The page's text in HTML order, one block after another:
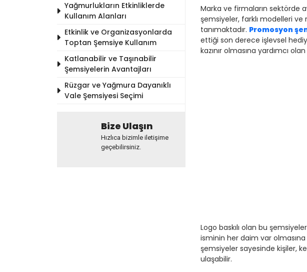
Yağmurlukların Etkinliklerde
Kullanım Alanları
Etkinlik ve Organizasyonlarda
Toptan Şemsiye Kullanım
Katlanabilir ve Taşınabilir
Şemsiyelerin Avantajları
Rüzgar ve Yağmura Dayanıklı
Vale Şemsiyesi Seçimi
Bize Ulaşın
Hızlıca bizimle iletişime
geçebilirsiniz.
Marka ve firmaların sektörde
şemsiyeler, farklı modelleri
tanımaktadır. Promosyon
ettiği son derece işlevsel
kazınır olmasına yardımcı
Logo baskılı olan bu
isminin her daim var olmasına
şemsiyeler sayesinde kişiler,
ulaşabilir.